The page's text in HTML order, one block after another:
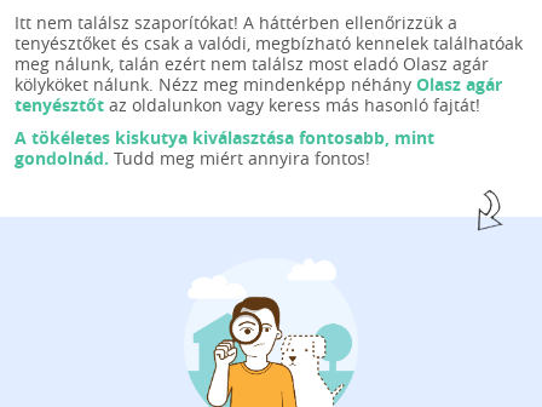
Itt nem találsz szaporítókat! A háttérben ellenőrizzük a
tenyésztőket és csak a valódi, megbízható kennelek találhatóak
meg nálunk, talán ezért nem találsz most eladó Olasz agár
kölyköket nálunk. Nézz meg mindenképp néhány Olasz agár
tenyésztőt az oldalunkon vagy keress más hasonló fajtát!
A tökéletes kiskutya kiválasztása fontosabb, mint
gondolnád. Tudd meg miért annyira fontos!